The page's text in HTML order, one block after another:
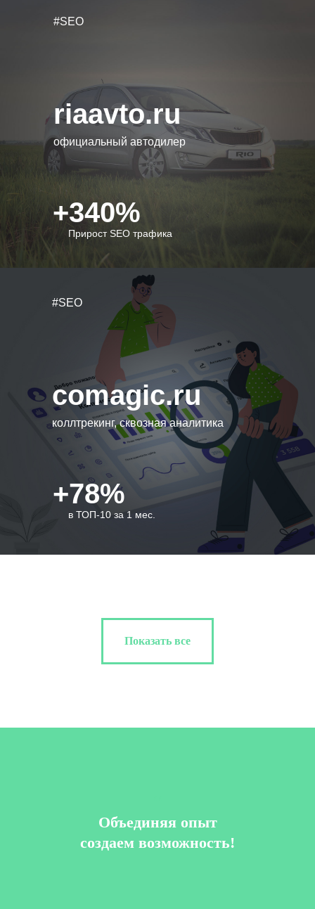
riaavto.ru
#SEO
Прирост SEO трафика
+340%
comagic.ru
#SEO
в ТОП-10 за 1 мес.
+78%
официальный автодилер
коллтрекинг, сквозная аналитика
Показать все
Объединяя опыт
cоздаем возможность!